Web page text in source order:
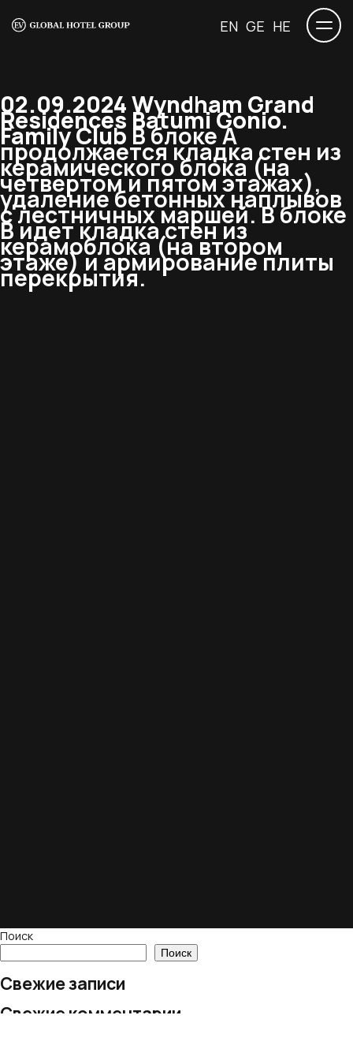
EN GE HE
02.09.2024 Wyndham Grand
Residences Batumi Gonio.
Family Club В блоке А
продолжается кладка стен из
керамического блока (на
четвертом и пятом этажах),
удаление бетонных наплывов
с лестничных маршей. В блоке
В идет кладка стен из
керамоблока (на втором
этаже) и армирование плиты
перекрытия.
Поиск
Поиск
Свежие записи
Свежие комментарии